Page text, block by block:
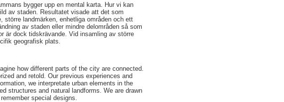
bygger upp en mental karta. Hur vi kan
av staden. Resultatet visade att det som
landmärken, enhetliga områden och ett
av staden eller mindre delområden så som
är dock tidskrävande. Vid insamling av större
geografisk plats.
how different parts of the city are connected.
and retold. Our previous experiences and
we interpretate urban elements in the
structures and natural landforms. We are drawn
special designs.